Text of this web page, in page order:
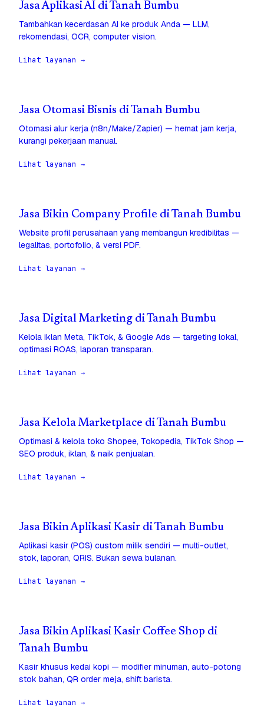
Jasa Aplikasi AI di Tanah Bumbu
Tambahkan kecerdasan AI ke produk Anda — LLM,
rekomendasi, OCR, computer vision.
Lihat layanan →
Jasa Otomasi Bisnis di Tanah Bumbu
Otomasi alur kerja (n8n/Make/Zapier) — hemat jam kerja,
kurangi pekerjaan manual.
Lihat layanan →
Jasa Bikin Company Profile di Tanah Bumbu
Website profil perusahaan yang membangun kredibilitas —
legalitas, portofolio, & versi PDF.
Lihat layanan →
Jasa Digital Marketing di Tanah Bumbu
Kelola iklan Meta, TikTok, & Google Ads — targeting lokal,
optimasi ROAS, laporan transparan.
Lihat layanan →
Jasa Kelola Marketplace di Tanah Bumbu
Optimasi & kelola toko Shopee, Tokopedia, TikTok Shop —
SEO produk, iklan, & naik penjualan.
Lihat layanan →
Jasa Bikin Aplikasi Kasir di Tanah Bumbu
Aplikasi kasir (POS) custom milik sendiri — multi-outlet,
stok, laporan, QRIS. Bukan sewa bulanan.
Lihat layanan →
Jasa Bikin Aplikasi Kasir Coffee Shop di
Tanah Bumbu
Kasir khusus kedai kopi — modifier minuman, auto-potong
stok bahan, QR order meja, shift barista.
Lihat layanan →